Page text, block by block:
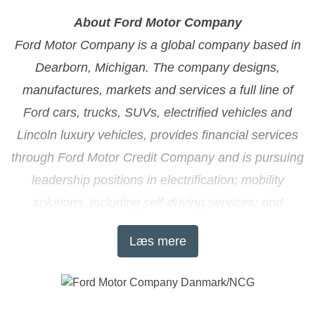
About Ford Motor Company
Ford Motor Company is a global company based in
Dearborn, Michigan. The company designs,
manufactures, markets and services a full line of
Ford cars, trucks, SUVs, electrified vehicles and
Lincoln luxury vehicles, provides financial services
through Ford Motor Credit Company and is pursuing
leadership positions in electrification; mobility
solutions, including self-driving services; and
connected services. Ford employs approximately
188,000 people worldwide. For more information
www.corporate.ford.com
Læs mere